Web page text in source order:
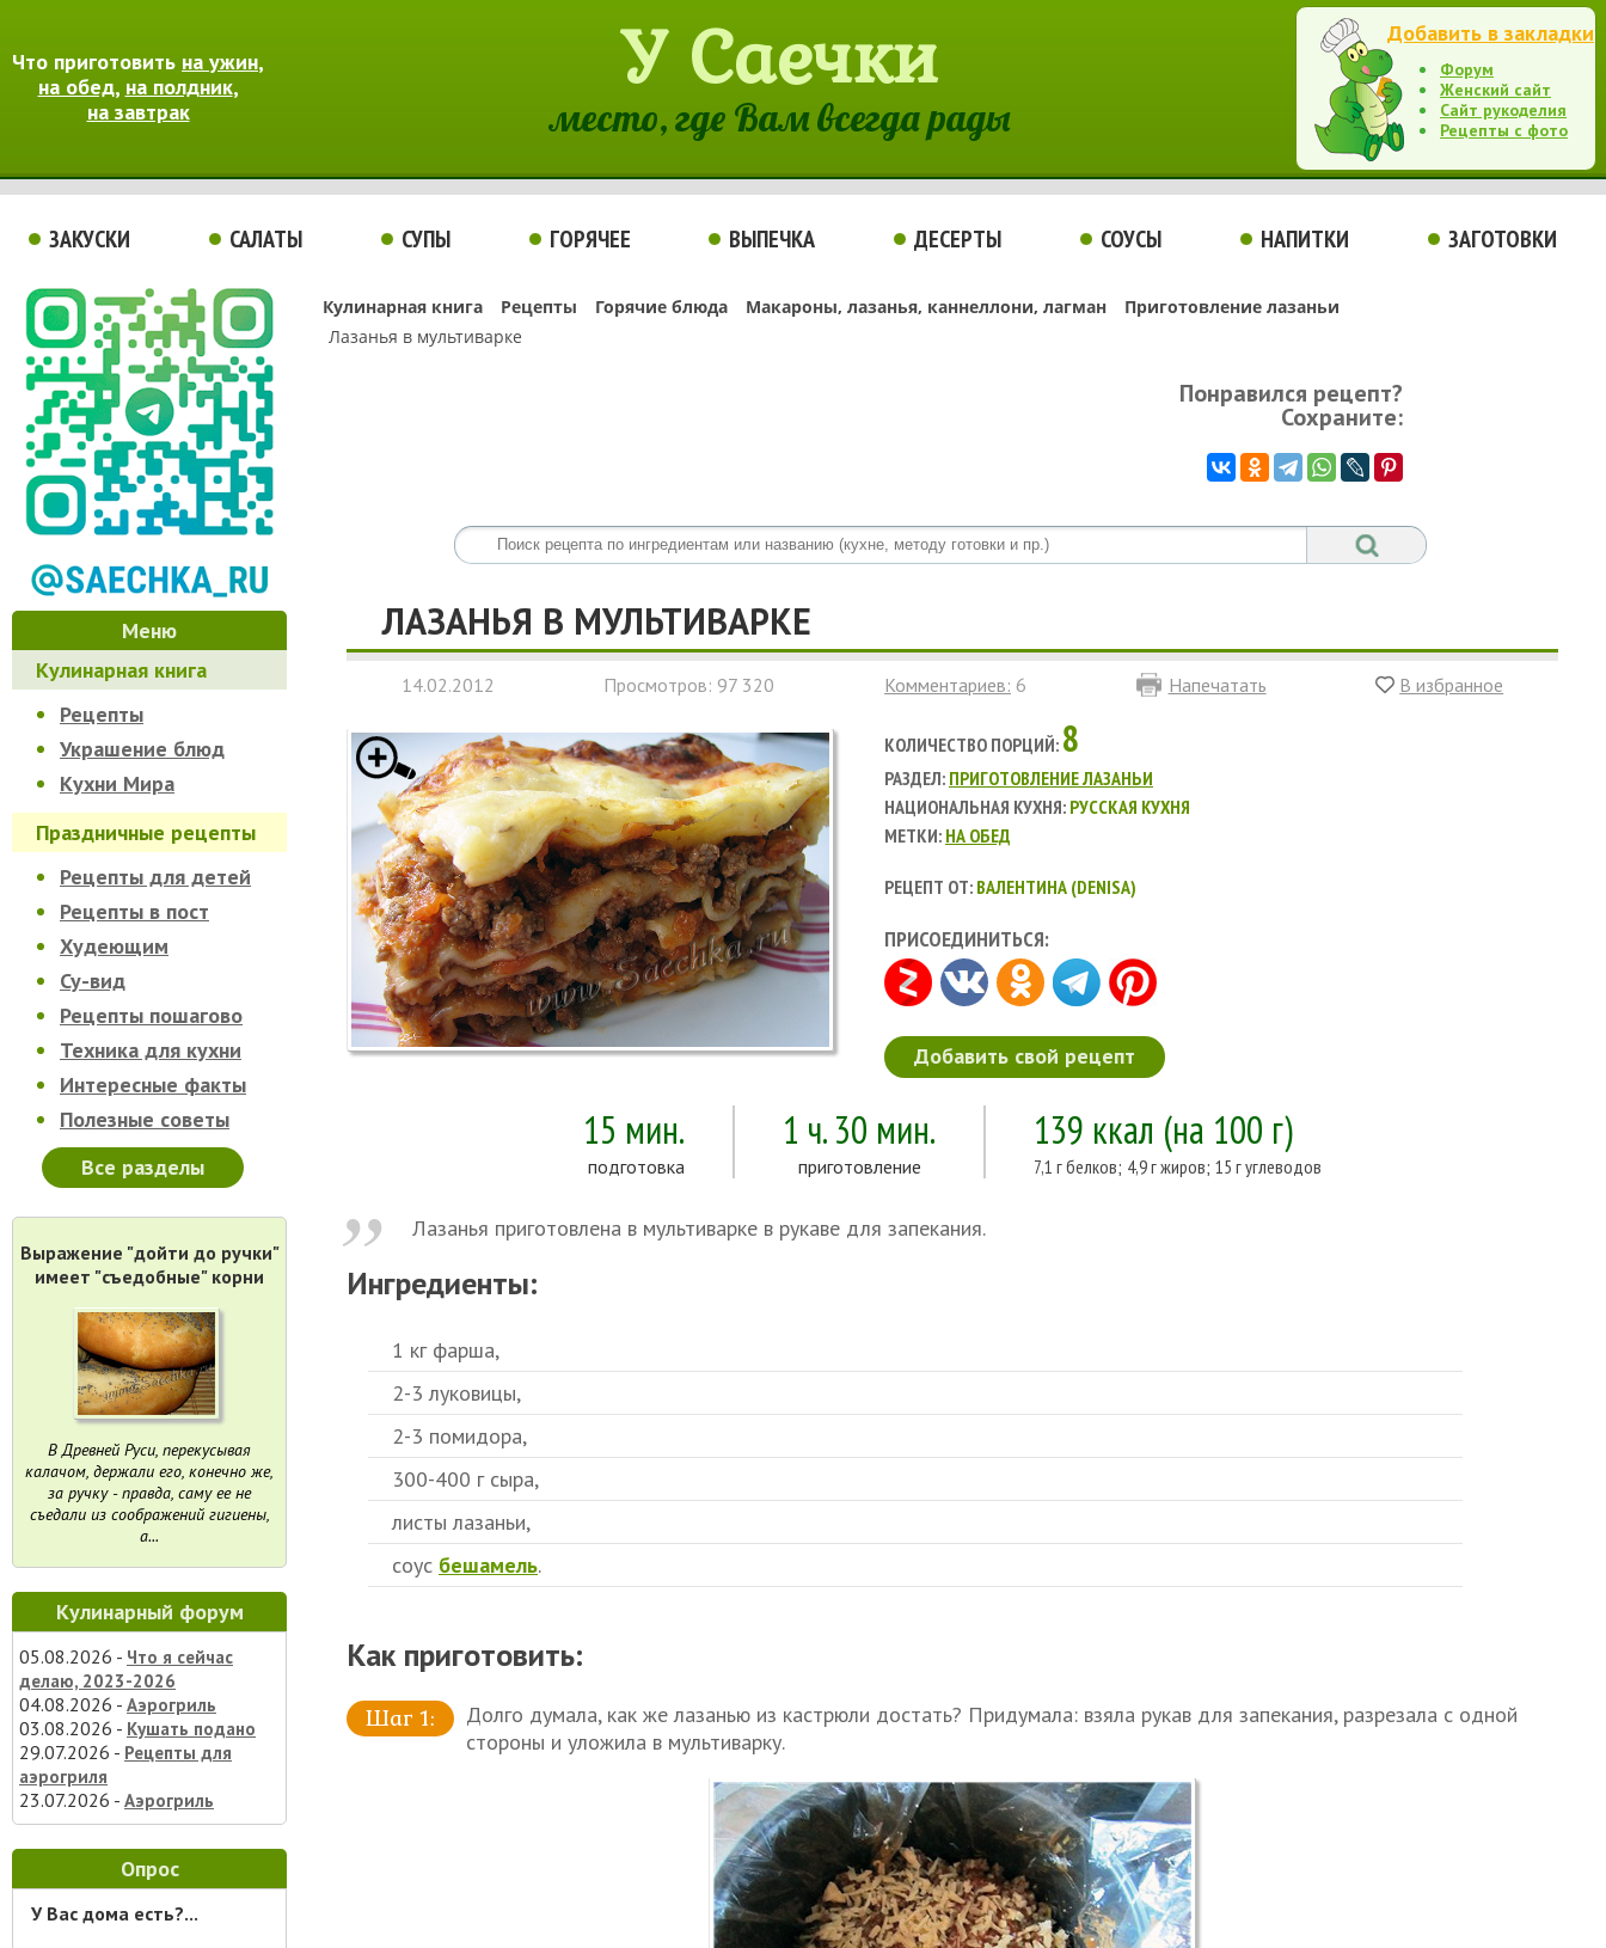
Что приготовить на ужин,
на обед, на полдник,
на завтрак
У Саечки
место, где Вам всегда рады
Добавить в закладки
Форум
Женский сайт
Сайт рукоделия
Рецепты с фото
ЗАКУСКИ САЛАТЫ СУПЫ ГОРЯЧЕЕ ВЫПЕЧКА ДЕСЕРТЫ СОУСЫ НАПИТКИ ЗАГОТОВКИ
Меню
Кулинарная книга
Рецепты
Украшение блюд
Кухни Мира
Праздничные рецепты
Рецепты для детей
Рецепты в пост
Худеющим
Су-вид
Рецепты пошагово
Техника для кухни
Интересные факты
Полезные советы
Все разделы
Выражение "дойти до ручки"
имеет "съедобные" корни
В Древней Руси, перекусывая
калачом, держали его, конечно же,
за ручку - правда, саму ее не
съедали из соображений гигиены,
а...
Кулинарный форум
05.08.2026 - Что я сейчас
делаю, 2023-2026
04.08.2026 - Аэрогриль
03.08.2026 - Кушать подано
29.07.2026 - Рецепты для
аэрогриля
23.07.2026 - Аэрогриль
Опрос
У Вас дома есть?...
Кулинарная книга Рецепты Горячие блюда Макароны, лазанья, каннеллони, лагман
Приготовление лазаньи
Лазанья в мультиварке
Понравился рецепт?
Сохраните:
ЛАЗАНЬЯ В МУЛЬТИВАРКЕ
14.02.2012 Просмотров: 97 320 Комментариев: 6 Напечатать В избранное
КОЛИЧЕСТВО ПОРЦИЙ: 8
РАЗДЕЛ: ПРИГОТОВЛЕНИЕ ЛАЗАНЬИ
НАЦИОНАЛЬНАЯ КУХНЯ: РУССКАЯ КУХНЯ
МЕТКИ: НА ОБЕД
РЕЦЕПТ ОТ: ВАЛЕНТИНА (DENISA)
ПРИСОЕДИНИТЬСЯ:
Добавить свой рецепт
15 мин.
подготовка
1 ч. 30 мин.
приготовление
139 ккал (на 100 г)
7,1 г белков; 4,9 г жиров; 15 г углеводов
Лазанья приготовлена в мультиварке в рукаве для запекания.
Ингредиенты:
1 кг фарша,
2-3 луковицы,
2-3 помидора,
300-400 г сыра,
листы лазаньи,
соус бешамель.
Как приготовить:
Долго думала, как же лазанью из кастрюли достать? Придумала: взяла рукав для запекания, разрезала с одной
стороны и уложила в мультиварку.